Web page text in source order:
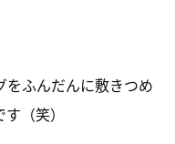
をふんだんに敷きつめ
（笑）